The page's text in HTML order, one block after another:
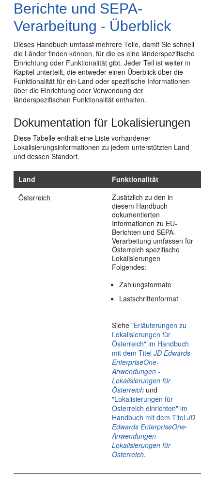
Berichte und SEPA-
Verarbeitung - Überblick
Dieses Handbuch umfasst mehrere Teile, damit Sie schnell
die Länder finden können, für die es eine länderspezifische
Einrichtung oder Funktionalität gibt. Jeder Teil ist weiter in
Kapitel unterteilt, die entweder einen Überblick über die
Funktionalität für ein Land oder spezifische Informationen
über die Einrichtung oder Verwendung der
länderspezifischen Funktionalität enthalten.
Dokumentation für Lokalisierungen
Diese Tabelle enthält eine Liste vorhandener
Lokalisierungsinformationen zu jedem unterstützten Land
und dessen Standort.
Land
Funktionalität
Österreich
Zusätzlich zu den in
diesem Handbuch
dokumentierten
Informationen zu EU-
Berichten und SEPA-
Verarbeitung umfassen für
Österreich spezifische
Lokalisierungen
Folgendes:
Zahlungsformate
Lastschriftenformat
Siehe"Erläuterungen zu
Lokalisierungen für
Österreich" im Handbuch
mit dem TitelJD Edwards
EnterpriseOne-
Anwendungen -
Lokalisierungen für
Österreich und
"Lokalisierungen für
Österreich einrichten" im
Handbuch mit dem TitelJD
Edwards EnterpriseOne-
Anwendungen -
Lokalisierungen für
Österreich.